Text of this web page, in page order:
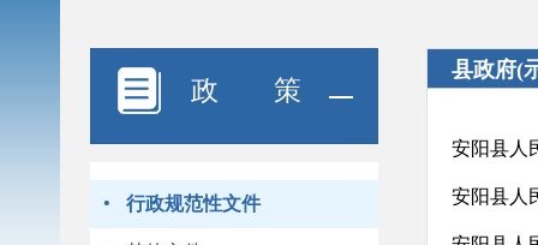
政 策
· 行政规范性文件
县政府(
安阳县人
安阳县人